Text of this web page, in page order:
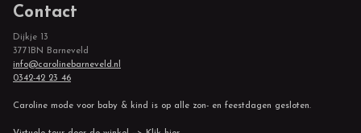
Contact
Dijkje 13
3771BN Barneveld
info@carolinebarneveld.nl
0342-42 23 46
Caroline mode voor baby & kind is op alle zon- en feestdagen gesloten.